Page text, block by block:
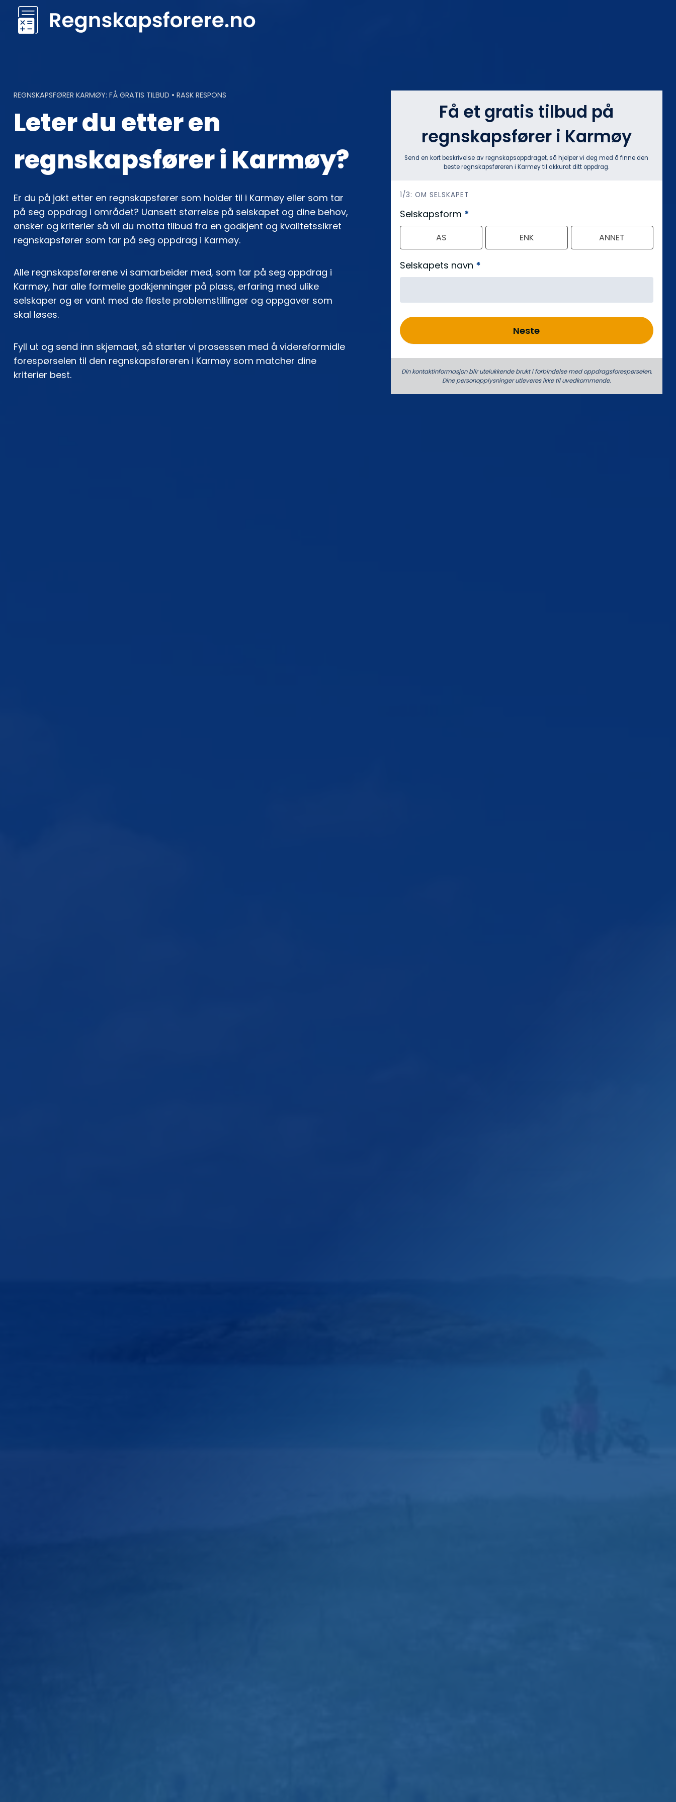
content
REGNSKAPSFØRER KARMØY: FÅ GRATIS TILBUD • RASK RESPONS
Leter du etter en
regnskapsfører i Karmøy?
Er du på jakt etter en regnskapsfører som holder til i Karmøy eller som tar
på seg oppdrag i området? Uansett størrelse på selskapet og dine behov,
ønsker og kriterier så vil du motta tilbud fra en godkjent og kvalitetssikret
regnskapsfører som tar på seg oppdrag i Karmøy.
Alle regnskapsførerene vi samarbeider med, som tar på seg oppdrag i
Karmøy, har alle formelle godkjenninger på plass, erfaring med ulike
selskaper og er vant med de fleste problemstillinger og oppgaver som
skal løses.
Fyll ut og send inn skjemaet, så starter vi prosessen med å videreformidle
forespørselen til den regnskapsføreren i Karmøy som matcher dine
kriterier best.
Få et gratis tilbud på
regnskapsfører i Karmøy
Send en kort beskrivelse av regnskapsoppdraget, så hjelper vi deg med å finne den
beste regnskapsføreren i Karmøy til akkurat ditt oppdrag.
h
e
r
1/3: OM SELSKAPET
Selskapsform *
AS ENK ANNET
Selskapets navn *
Neste
Din kontaktinformasjon blir utelukkende brukt i forbindelse med oppdrags­forespørselen.
Dine person­­opplysninger utleveres ikke til uvedkommende.